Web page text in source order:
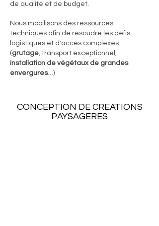
de qualité et de budget.
Nous mobilisons des ressources
techniques afin de résoudre les défis
logistiques et d'accès complexes
(grutage, transport exceptionnel,
installation de végétaux de grandes
envergures…)
CONCEPTION DE CREATIONS
PAYSAGERES